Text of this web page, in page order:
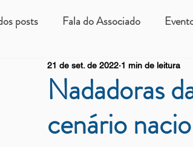
posts Fala do Associado
Beneficientes Arrendatários
Nadadoras
cenário
21 de set. de 2022 1 min de leitura